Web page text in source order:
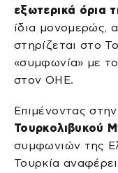
εξωτερικά όρια
ίδια μονομερώς,
στηρίζεται στο
«συμφωνία» με
στον ΟΗΕ.
Επιμένοντας
Τουρκολιβυκού
συμφωνιών της
Τουρκία